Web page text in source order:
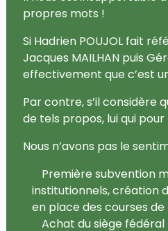
propres mots !
Si Hadrien POUJOL fait
Jacques MAILHAN puis
effectivement que c’est
Par contre, s’il considère
de tels propos, lui qui
Nous n’avons pas le
Première subvention
institutionnels, création
en place des courses de
Achat du siège fédéral